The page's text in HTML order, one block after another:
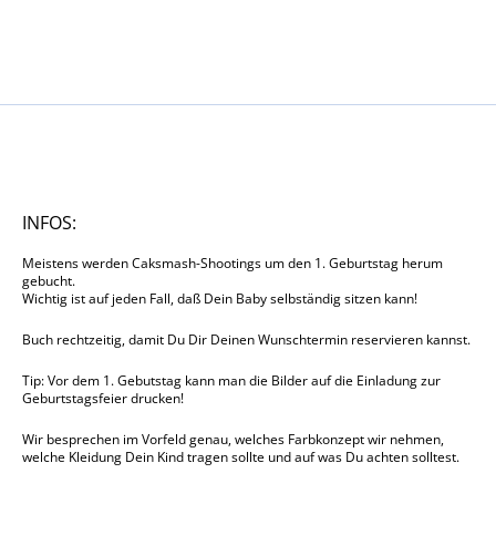
INFOS:
Meistens werden Caksmash-Shootings um den 1. Geburtstag herum
gebucht.
Wichtig ist auf jeden Fall, daß Dein Baby selbständig sitzen kann!
Buch rechtzeitig, damit Du Dir Deinen Wunschtermin reservieren kannst.
Tip: Vor dem 1. Gebutstag kann man die Bilder auf die Einladung zur
Geburtstagsfeier drucken!
Wir besprechen im Vorfeld genau, welches Farbkonzept wir nehmen,
welche Kleidung Dein Kind tragen sollte und auf was Du achten solltest.